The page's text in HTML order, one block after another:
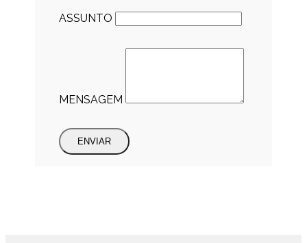
ASSUNTO
MENSAGEM
ENVIAR